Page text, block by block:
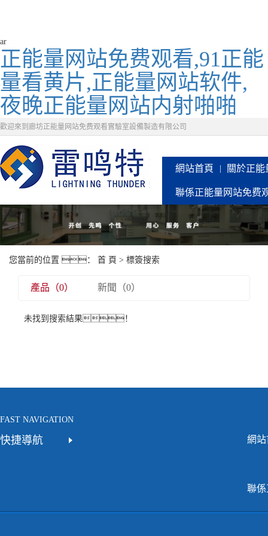
ar
正能量网站免费观看,91正能
量看黄片,正能量网站软件,
夜晚正能量网站内射啪啪
歡迎來到廊坊正能量网站免费观看實驗室設備製造有限公司
網站首頁 關於正
聯係正能量网站免费
您當前的位置 ： 首 頁 > 標簽搜索
產品（0） 新聞（0）
未找到搜索結果！
FAST NAVIGATION
快捷導航 網
聯